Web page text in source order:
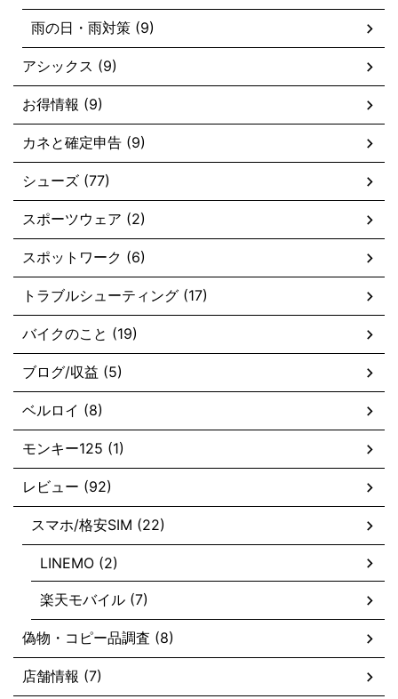
雨の日・雨対策 (9)
アシックス (9)
お得情報 (9)
カネと確定申告 (9)
シューズ (77)
スポーツウェア (2)
スポットワーク (6)
トラブルシューティング (17)
バイクのこと (19)
ブログ/収益 (5)
ベルロイ (8)
モンキー125 (1)
レビュー (92)
スマホ/格安SIM (22)
LINEMO (2)
楽天モバイル (7)
偽物・コピー品調査 (8)
店舗情報 (7)